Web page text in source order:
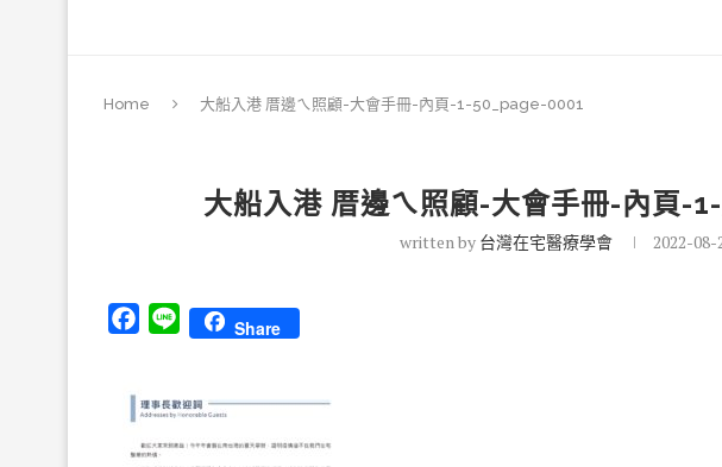
Home 大船入港 厝邊ㄟ照顧-大會手冊-內頁-1-50_page-0001
大船入港 厝邊ㄟ照顧-大會手冊-內頁-
written by 台灣在宅醫療學會 2022-08-
Facebook
Line Share